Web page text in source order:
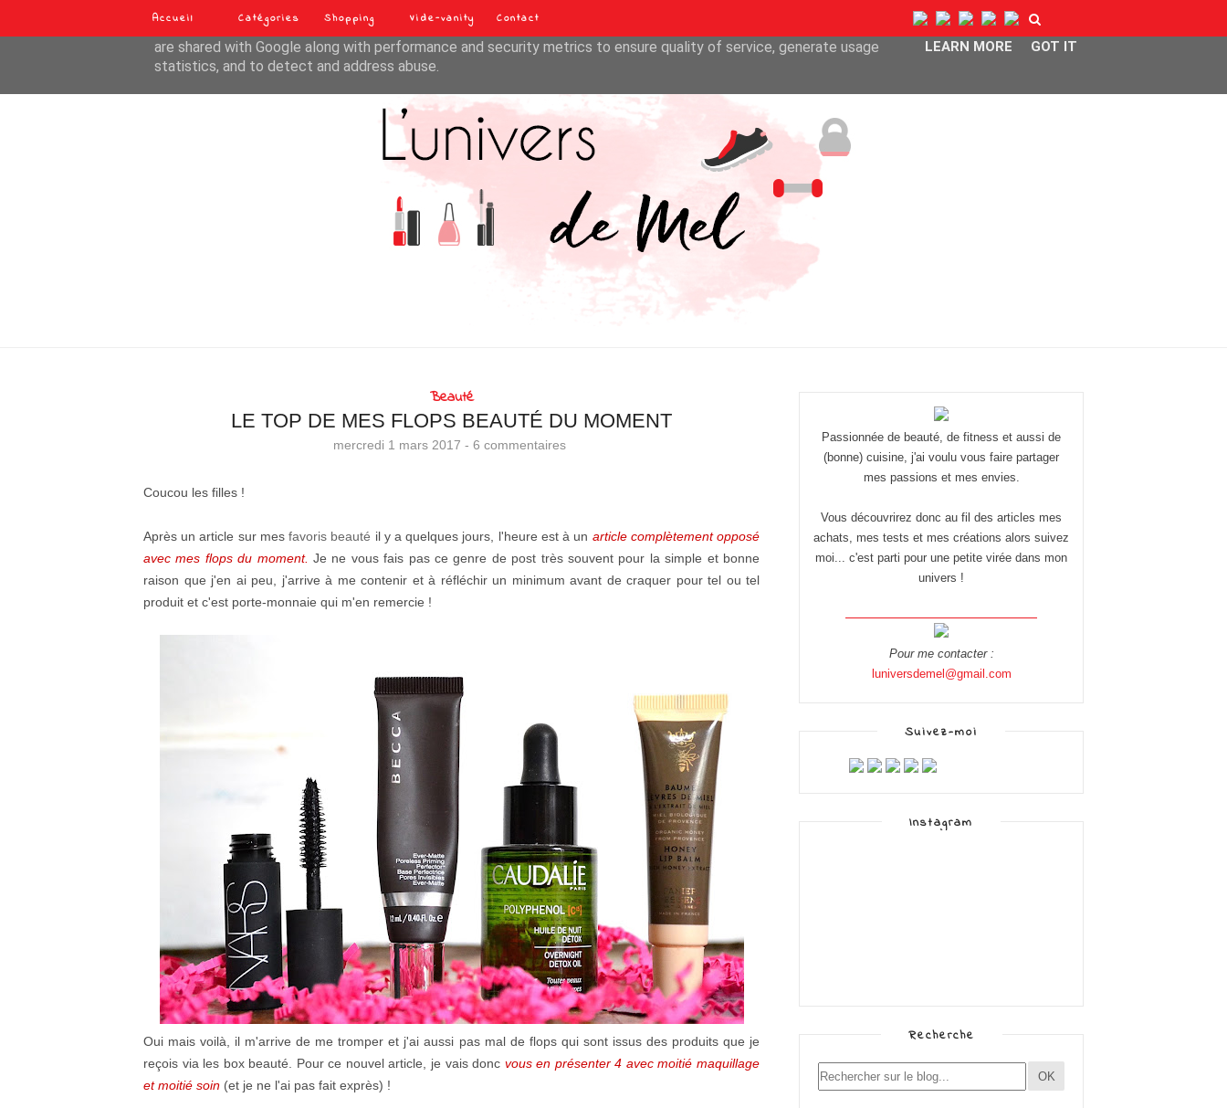
Accueil Catégories Shopping Vide-vanity Contact
Beauté
LE TOP DE MES FLOPS BEAUTÉ DU MOMENT
mercredi 1 mars 2017 - 6 commentaires
Coucou les filles !
Après un article sur mesfavoris beauté il y a quelques jours, l'heure est à un article complètement opposé
avec mes flops du moment. Je ne vous fais pas ce genre de post très souvent pour la simple et bonne
raison que j'en ai peu, j'arrive à me contenir et à réfléchir un minimum avant de craquer pour tel ou tel
produit et c'est porte-monnaie qui m'en remercie !
Oui mais voilà, il m'arrive de me tromper et j'ai aussi pas mal de flops qui sont issus des produits que je
reçois via les box beauté. Pour ce nouvel article, je vais donc vous en présenter 4 avec moitié maquillage
et moitié soin (et je ne l'ai pas fait exprès) !
Passionnée de beauté, de fitness et aussi de
(bonne) cuisine, j'ai voulu vous faire partager
mes passions et mes envies.
Vous découvrirez donc au fil des articles mes
achats, mes tests et mes créations alors suivez
moi... c'est parti pour une petite virée dans mon
univers !
Pour me contacter :
luniversdemel@gmail.com
Suivez-moi
Instagram
Recherche
This site uses cookies from Google to deliver its services and to analyze traffic. Your IP address and user-agent
are shared with Google along with performance and security metrics to ensure quality of service, generate usage
statistics, and to detect and address abuse.
LEARN MORE GOT IT